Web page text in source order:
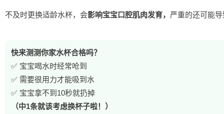
不及时更换适龄水杯，会影响宝宝口腔肌肉发育， 严重的还可能
快来测测你家水杯合格吗？
✅ 宝宝喝水时经常呛到
✅ 需要很用力才能吸到水
✅ 宝宝拿不到10秒就扔掉
（中1条就该考虑换杯子啦！）